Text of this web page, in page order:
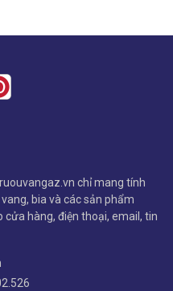
chỉ mang tính
bia và các sản phẩm
cửa hàng, điện thoại, email, tin